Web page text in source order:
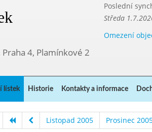
Poslední
Středa
Omezení
4, Plamínkové 2
lístek Historie Kontakty a informace
Listopad 2005 Prosinec